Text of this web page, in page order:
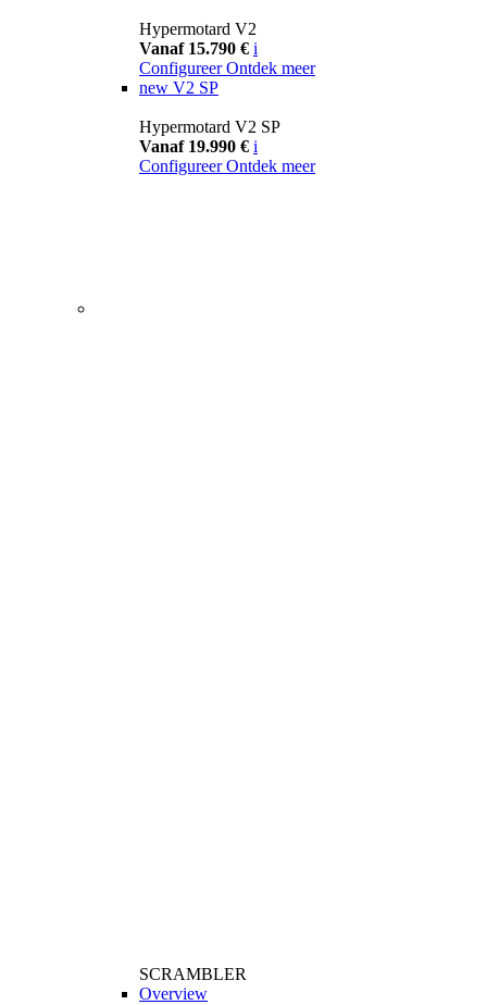
Hypermotard V2
Vanaf 15.790 € i
Configureer Ontdek meer
new V2 SP
Hypermotard V2 SP
Vanaf 19.990 € i
Configureer Ontdek meer
SCRAMBLER
Overview